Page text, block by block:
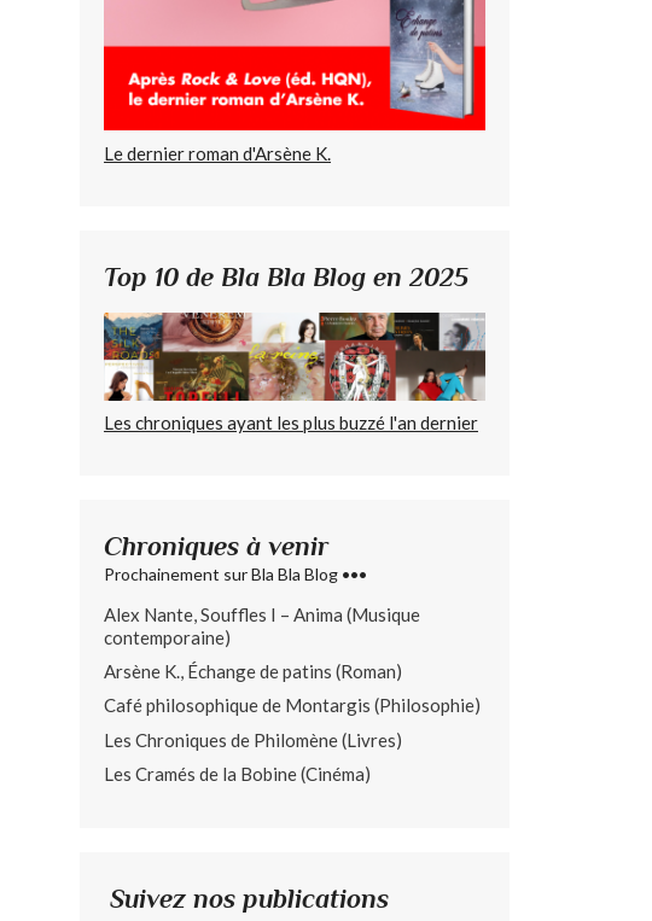
Le dernier roman d'Arsène K.
Top 10 de Bla Bla Blog en 2025
Les chroniques ayant les plus buzzé l'an dernier
Chroniques à venir
Prochainement sur Bla Bla Blog •••
Alex Nante, Souffles I – Anima (Musique
contemporaine)
Arsène K., Échange de patins (Roman)
Café philosophique de Montargis (Philosophie)
Les Chroniques de Philomène (Livres)
Les Cramés de la Bobine (Cinéma)
Suivez nos publications